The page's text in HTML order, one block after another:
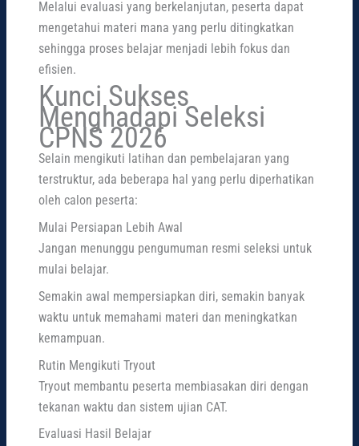
Melalui evaluasi yang berkelanjutan, peserta dapat
mengetahui materi mana yang perlu ditingkatkan
sehingga proses belajar menjadi lebih fokus dan
efisien.
Kunci Sukses
Menghadapi Seleksi
CPNS 2026
Selain mengikuti latihan dan pembelajaran yang
terstruktur, ada beberapa hal yang perlu diperhatikan
oleh calon peserta:
Mulai Persiapan Lebih Awal
Jangan menunggu pengumuman resmi seleksi untuk
mulai belajar.
Semakin awal mempersiapkan diri, semakin banyak
waktu untuk memahami materi dan meningkatkan
kemampuan.
Rutin Mengikuti Tryout
Tryout membantu peserta membiasakan diri dengan
tekanan waktu dan sistem ujian CAT.
Evaluasi Hasil Belajar